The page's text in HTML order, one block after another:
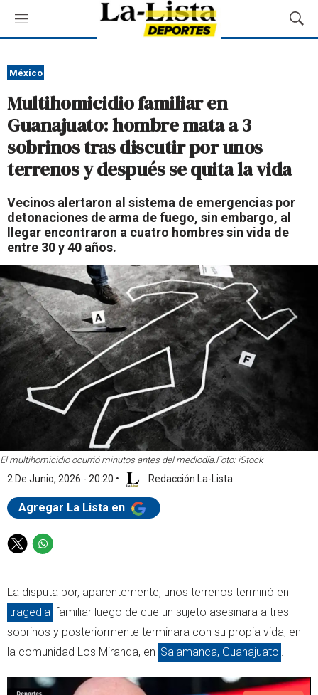
M
e
ú
M
o
México
Multihomicidio familiar en
Guanajuato: hombre mata a 3
sobrinos tras discutir por unos
terrenos y después se quita la vida
Vecinos alertaron al sistema de emergencias por
detonaciones de arma de fuego, sin embargo, al
llegar encontraron a cuatro hombres sin vida de
entre 30 y 40 años.
El multihomicidio ocurrió minutos antes del mediodía.Foto: iStock
2 De Junio, 2026 - 20:20 • Redacción La-Lista
Agregar La Lista en
T
t
t
e
r
W
t
s
a
p
p
La disputa por, aparentemente, unos terrenos terminó en
tragedia familiar luego de que un sujeto asesinara a tres
sobrinos y posteriormente terminara con su propia vida, en
la comunidad Los Miranda, en Salamanca, Guanajuato .